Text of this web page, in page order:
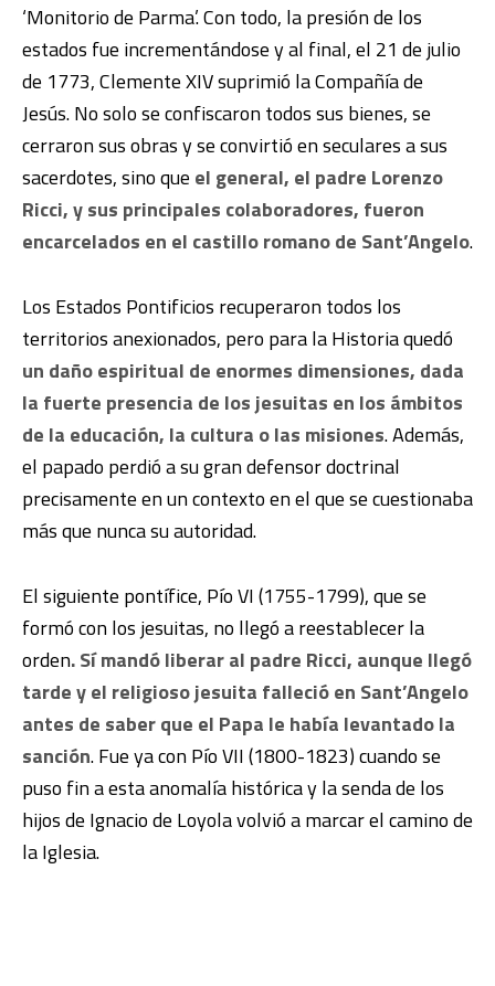
‘Monitorio de Parma’. Con todo, la presión de los
estados fue incrementándose y al final, el 21 de julio
de 1773, Clemente XIV suprimió la Compañía de
Jesús. No solo se confiscaron todos sus bienes, se
cerraron sus obras y se convirtió en seculares a sus
sacerdotes, sino que el general, el padre Lorenzo
Ricci, y sus principales colaboradores, fueron
encarcelados en el castillo romano de Sant’Angelo.
Los Estados Pontificios recuperaron todos los
territorios anexionados, pero para la Historia quedó
un daño espiritual de enormes dimensiones, dada
la fuerte presencia de los jesuitas en los ámbitos
de la educación, la cultura o las misiones. Además,
el papado perdió a su gran defensor doctrinal
precisamente en un contexto en el que se cuestionaba
más que nunca su autoridad.
El siguiente pontífice, Pío VI (1755-1799), que se
formó con los jesuitas, no llegó a reestablecer la
orden. Sí mandó liberar al padre Ricci, aunque llegó
tarde y el religioso jesuita falleció en Sant’Angelo
antes de saber que el Papa le había levantado la
sanción. Fue ya con Pío VII (1800-1823) cuando se
puso fin a esta anomalía histórica y la senda de los
hijos de Ignacio de Loyola volvió a marcar el camino de
la Iglesia.